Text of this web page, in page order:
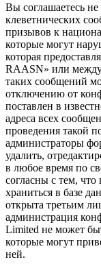
Вы соглашаетесь
клеветнических
призывов к
которые могут
которая
RAASN» или
таких сообщений
отключению от
поставлен в
адреса всех
проведения такой
администраторы
удалить,
в любое время по
согласны с тем,
храниться в базе
открыта третьим
администрация
Limited не может
которые могут
ней.